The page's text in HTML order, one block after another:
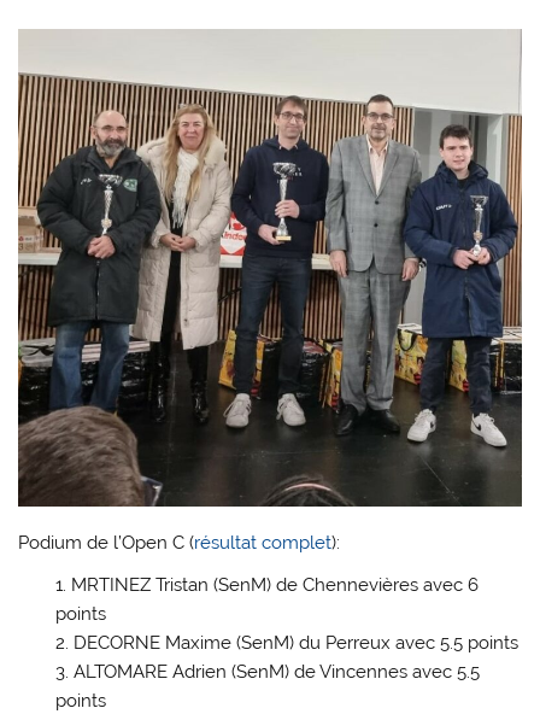
Podium de l’Open C (résultat complet):
MRTINEZ Tristan (SenM) de Chennevières avec 6
points
DECORNE Maxime (SenM) du Perreux avec 5.5 points
ALTOMARE Adrien (SenM) de Vincennes avec 5.5
points